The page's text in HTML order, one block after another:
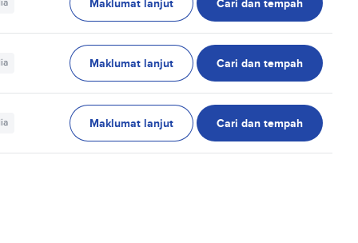
Maklumat lanjut Cari dan tempah
Maklumat lanjut Cari dan tempah
Maklumat lanjut Cari dan tempah